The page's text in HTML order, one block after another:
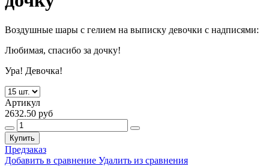
Воздушные шары с гелием на выписку девочки с надписями:
Любимая, спасибо за дочку!
Ура! Девочка!
Артикул
2632.50 руб
Купить
Предзаказ
Добавить в сравнение Удалить из сравнения